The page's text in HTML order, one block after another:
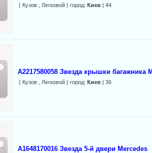
( Кузов , Легковой ) город: Киев| 44
A2217580058 Звезда крышки багажника
( Кузов , Легковой ) город: Киев| 36
A1648170016 Звезда 5-й двери Mercedes